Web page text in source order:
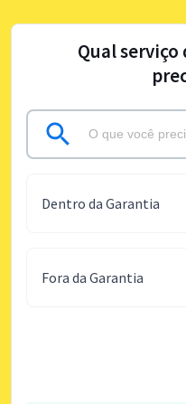
Qual serviço
Dentro da Garantia
Fora da Garantia